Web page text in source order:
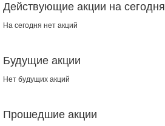
Действующие акции на сегодня
На сегодня нет акций
Будущие акции
Нет будущих акций
Прошедшие акции